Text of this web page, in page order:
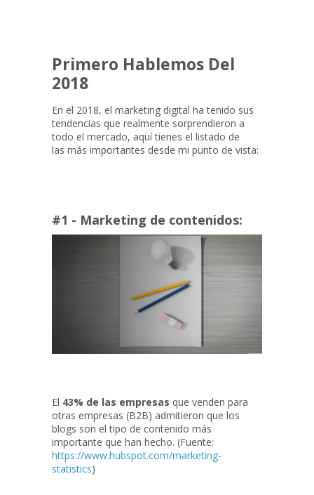
Primero Hablemos Del
2018
En el 2018, el marketing digital ha tenido sus
tendencias que realmente sorprendieron a
todo el mercado, aquí tienes el listado de
las más importantes desde mi punto de vista:
#1 - Marketing de contenidos:
El 43% de las empresas que venden para
otras empresas (B2B) admitieron que los
blogs son el tipo de contenido más
importante que han hecho. (Fuente:
https://www.hubspot.com/marketing-
statistics)